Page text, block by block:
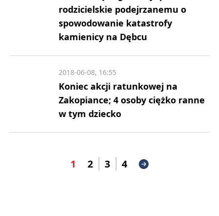
rodzicielskie podejrzanemu o
spowodowanie katastrofy
kamienicy na Dębcu
Koniec akcji ratunkowej na
Zakopiance; 4 osoby ciężko ranne
w tym dziecko
2018-06-08, 16:55
1 2 3 4